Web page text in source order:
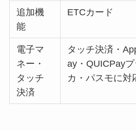
追加機
能
ETCカード
電子マ
ネー・
タッチ
決済
タッチ決済・
ay・QUICPay
カ・パスモに対